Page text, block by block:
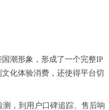
潮形象，形成了一个完整IP
化体验消费，还使得平台切
，到用户口碑追踪、售后响